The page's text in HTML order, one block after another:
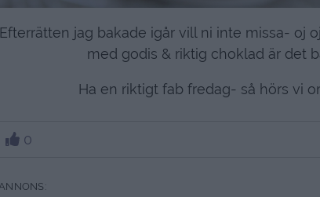
Efterrätten jag bakade igår vill ni inte missa- oj
med godis & riktig choklad är det
Ha en riktigt fab fredag- så hörs vi
0